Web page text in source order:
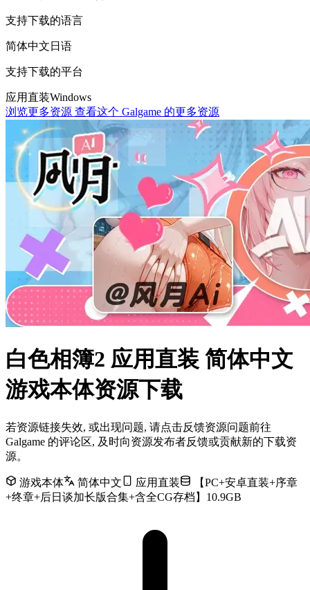
支持下载的语言
简体中文 日语
支持下载的平台
应用直装Windows
浏览更多资源 查看这个 Galgame 的更多资源
白色相簿2 应用直装 简体中文
游戏本体资源下载
若资源链接失效, 或出现问题, 请点击反馈资源问题前往
Galgame 的评论区, 及时向资源发布者反馈或贡献新的下载资
源。
游戏本体 简体中文 应用直装
【PC+安卓直装+序章
+终章+后日谈加长版合集+含全CG存档】10.9GB